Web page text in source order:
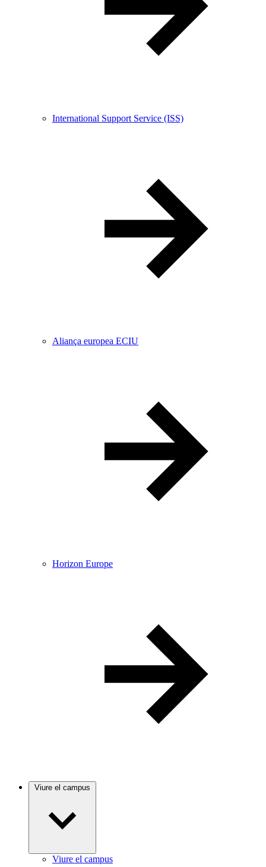
International Support Service (ISS)
Aliança europea ECIU
Horizon Europe
Viure el campus
Viure el campus